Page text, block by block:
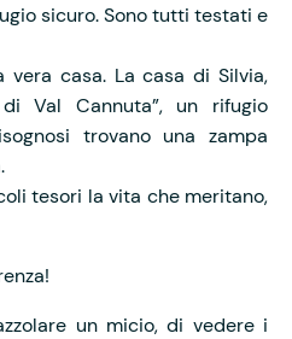
sicuro. Sono tutti testati e
casa. La casa di Silvia,
Val Cannuta”, un rifugio
trovano una zampa
tesori la vita che meritano,
un micio, di vedere i